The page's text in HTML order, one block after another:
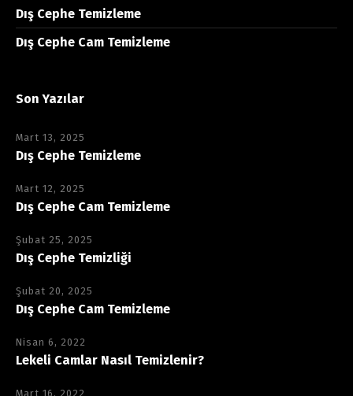
Dış Cephe Temizleme
Dış Cephe Cam Temizleme
Son Yazılar
Mart 13, 2025
Dış Cephe Temizleme
Mart 12, 2025
Dış Cephe Cam Temizleme
Şubat 25, 2025
Dış Cephe Temizliği
Şubat 20, 2025
Dış Cephe Cam Temizleme
Nisan 6, 2022
Lekeli Camlar Nasıl Temizlenir?
Mart 16, 2022